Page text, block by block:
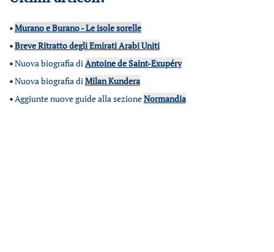
•Murano e Burano - Le isole sorelle
•Breve Ritratto degli Emirati Arabi Uniti
•Nuova biografia diAntoine de Saint-Exupéry
•Nuova biografia diMilan Kundera
•Aggiunte nuove guide alla sezioneNormandia